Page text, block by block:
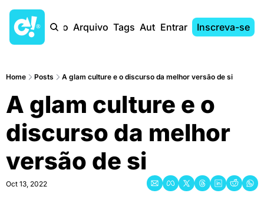
Início Arquivo Tags AutoresEntrar Inscreva-se
Home Posts A glam culture e o discurso da melhor versão de si
A glam culture e o
discurso da melhor
versão de si
Oct 13, 2022